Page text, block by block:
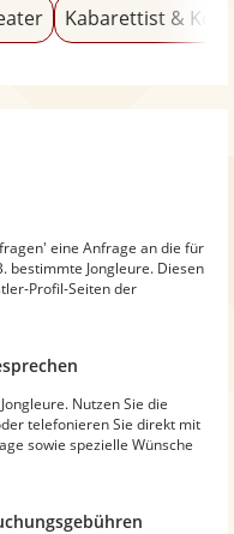
Kabarettist &
eine Anfrage an die für
bestimmte Jongleure. Diesen
Profil-Seiten der
Nutzen Sie die
telefonieren Sie direkt mit
sowie spezielle Wünsche